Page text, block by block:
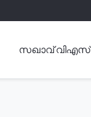
സഖാവ് വിഎസ്